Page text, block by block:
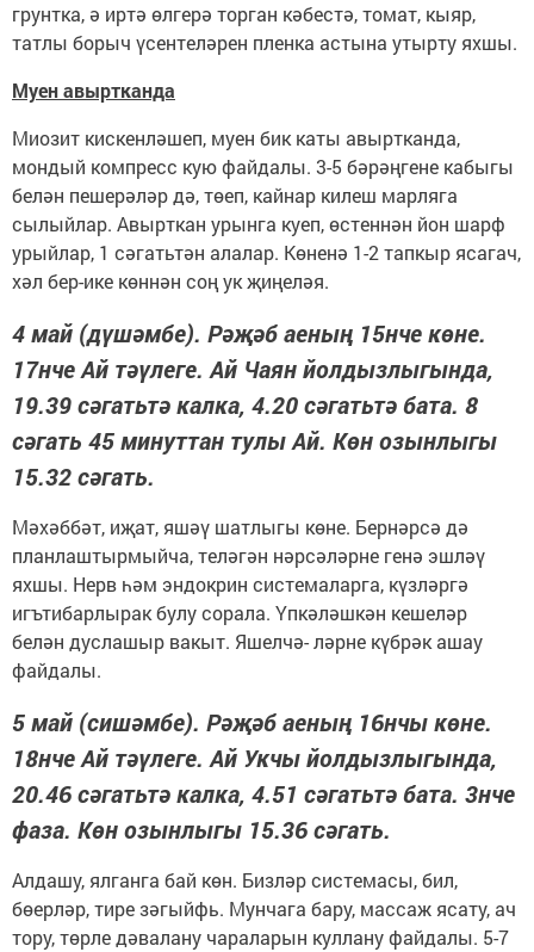
грунтка, ә иртә өлгерә торган кәбестә, томат, кыяр,
татлы борыч үсентеләрен пленка астына утырту яхшы.
Муен авыртканда
Миозит кискенләшеп, муен бик каты авыртканда,
мондый компресс кую файдалы. 3-5 бәрәңгене кабыгы
белән пешерәләр дә, төеп, кайнар килеш марляга
сылыйлар. Авырткан урынга куеп, өстеннән йон шарф
урыйлар, 1 сәгатьтән алалар. Көненә 1-2 тапкыр ясагач,
хәл бер-ике көннән соң ук җиңеләя.
4 май (дүшәмбе). Рәҗәб аеның 15нче көне.
17нче Ай тәүлеге. Ай Чаян йолдызлыгында,
19.39 сәгатьтә калка, 4.20 сәгатьтә бата. 8
сәгать 45 минуттан тулы Ай. Көн озынлыгы
15.32 сәгать.
Мәхәббәт, иҗат, яшәү шатлыгы көне. Бернәрсә дә
планлаштырмыйча, теләгән нәрсәләрне генә эшләү
яхшы. Нерв һәм эндокрин системаларга, күзләргә
игътибарлырак булу сорала. Үпкәләшкән кешеләр
белән дуслашыр вакыт. Яшелчә- ләрне күбрәк ашау
файдалы.
5 май (сишәмбе). Рәҗәб аеның 16нчы көне.
18нче Ай тәүлеге. Ай Укчы йолдызлыгында,
20.46 сәгатьтә калка, 4.51 сәгатьтә бата. 3нче
фаза. Көн озынлыгы 15.36 сәгать.
Алдашу, ялганга бай көн. Бизләр системасы, бил,
бөерләр, тире зәгыйфь. Мунчага бару, массаж ясату, ач
тору, төрле дәвалану чараларын куллану файдалы. 5-7